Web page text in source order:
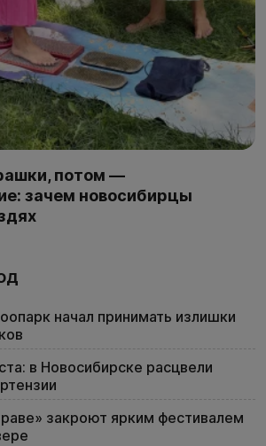
потом —
зачем новосибирцы
начал принимать излишки
в Новосибирске расцвели
закроют ярким фестивалем